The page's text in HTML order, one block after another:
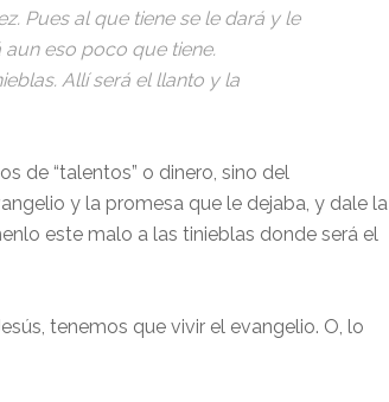
Pues al que tiene se le dará y le
eso poco que tiene.
Allí será el llanto y la
de “talentos” o dinero, sino del
y la promesa que le dejaba, y dale la
este malo a las tinieblas donde será el
tenemos que vivir el evangelio. O, lo